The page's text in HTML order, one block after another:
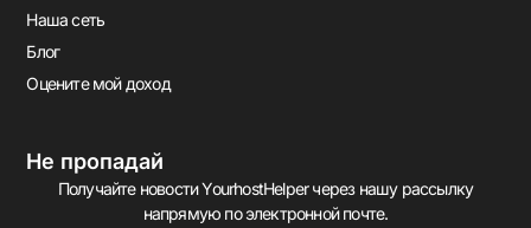
Наша сеть
Блог
Оцените мой доход
Не пропадай
Получайте новости YourhostHelper через нашу рассылку
напрямую по электронной почте.